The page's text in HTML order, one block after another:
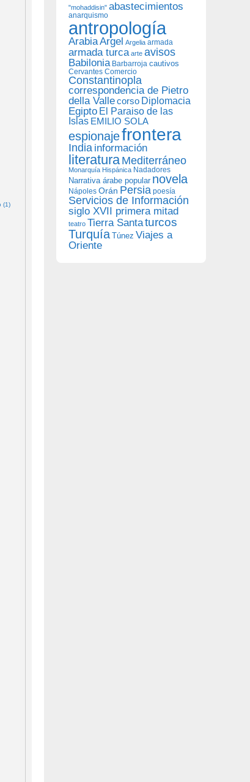
(1)
"mohaddisin" abastecimientos
anarquismo
antropología
ArabiaArgel Argelia armada
armada turca arte avisos
Babilonia Barbarroja cautivos
Cervantes Comercio
Constantinopla
correspondencia de Pietro
della Vallecorso Diplomacia
Egipto El Paraiso de las
Islas EMILIO SOLA
espionajefrontera
India información
literatura Mediterráneo
Monarquía Hispánica Nadadores
Narrativa árabe popular novela
Nápoles Orán Persia poesía
Servicios de Información
siglo XVII primera mitad
teatro Tierra Santaturcos
Turquía Túnez Viajes a
Oriente